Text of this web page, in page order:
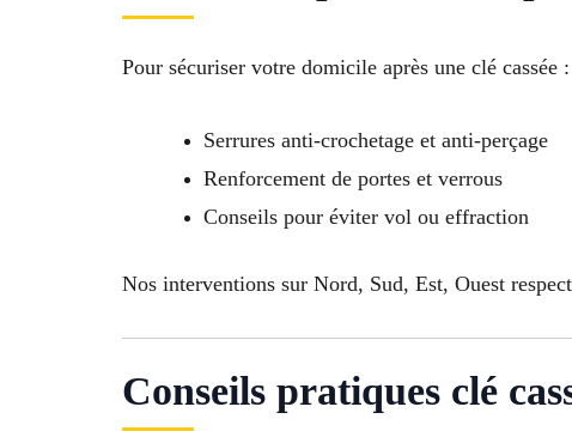
Pour sécuriser votre domicile après une clé cassée :
Serrures anti-crochetage et anti-perçage
Renforcement de portes et verrous
Conseils pour éviter vol ou effraction
Nos interventions sur Nord, Sud, Est, Ouest
Conseils pratiques clé